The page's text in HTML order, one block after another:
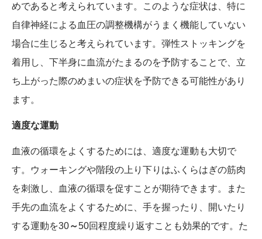
めであると考えられています。このような症状は、特に
自律神経による血圧の調整機構がうまく機能していない
場合に生じると考えられています。弾性ストッキングを
着用し、下半身に血流がたまるのを予防することで、立
ち上がった際のめまいの症状を予防できる可能性があり
ます。
適度な運動
血液の循環をよくするためには、適度な運動も大切で
す。ウォーキングや階段の上り下りはふくらはぎの筋肉
を刺激し、血液の循環を促すことが期待できます。また
手先の血流をよくするために、手を握ったり、開いたり
する運動を30～50回程度繰り返すことも効果的です。た